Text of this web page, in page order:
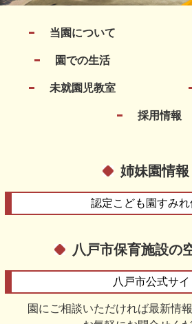
当園について
園での生活
未就園児教室
採用情報
姉妹園情報
認定こども園すみれ
八戸市保育施設の
八戸市公式サイ
園にご相談いただければ最新情